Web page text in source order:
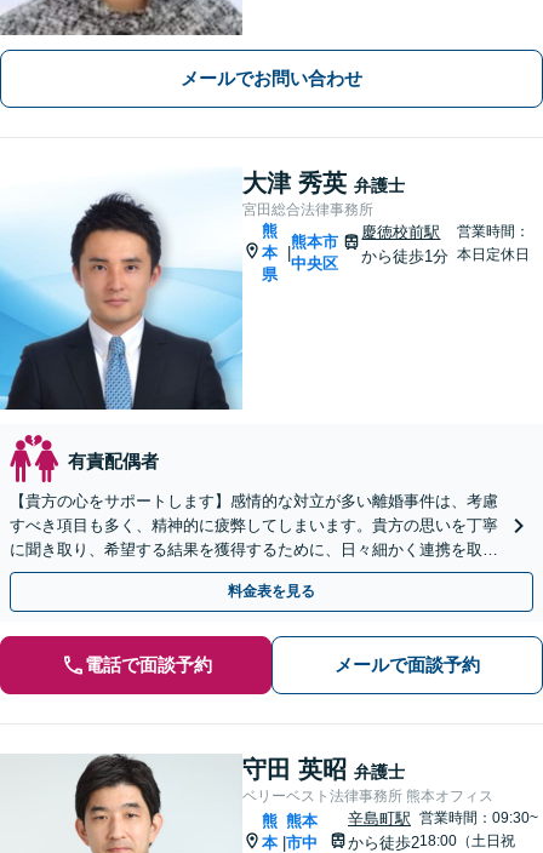
間面談可】
メールでお問い合わせ
大津 秀英 弁護士
宮田総合法律事務所
熊
本
県
熊本市
中央区
慶徳校前駅
から徒歩1分
営業時間：
本日定休日
有責配偶者
【貴方の心をサポートします】感情的な対立が多い離婚事件は、考慮
すべき項目も多く、精神的に疲弊してしまいます。貴方の思いを丁寧
に聞き取り、希望する結果を獲得するために、日々細かく連携を取り
ながら貴方の新生活に向けた第一歩をサポートします。
料金表を見る
電話で面談予約 メールで面談予約
守田 英昭 弁護士
ベリーベスト法律事務所 熊本オフィス
熊
本 |
熊本
市中
辛島町駅
から徒歩2
営業時間：09:30~
18:00（土日祝